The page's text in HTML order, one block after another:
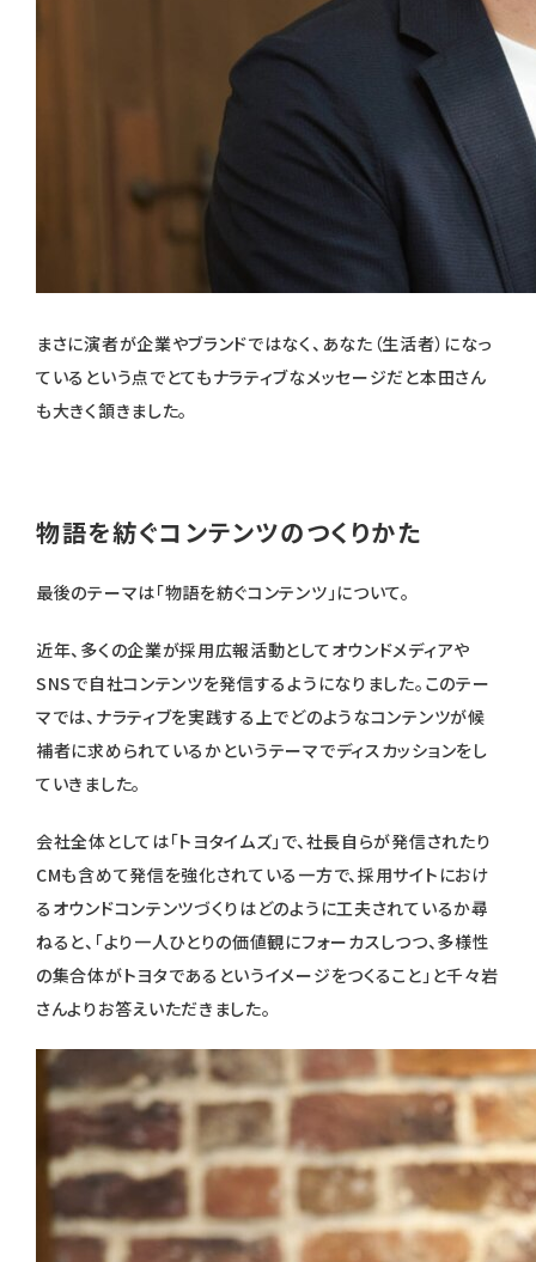
まさに演者が企業やブランドではなく、あなた（生活者）になっ
ているという点でとてもナラティブなメッセージだと本田さん
も大きく頷きました。
物語を紡ぐコンテンツのつくりかた
最後のテーマは「物語を紡ぐコンテンツ」について。
近年、多くの企業が採用広報活動としてオウンドメディアや
SNSで自社コンテンツを発信するようになりました。このテー
マでは、ナラティブを実践する上でどのようなコンテンツが候
補者に求められているかというテーマでディスカッションをし
ていきました。
会社全体としては「トヨタイムズ」で、社長自らが発信されたり
CMも含めて発信を強化されている一方で、採用サイトにおけ
るオウンドコンテンツづくりはどのように工夫されているか尋
ねると、「より一人ひとりの価値観にフォーカスしつつ、多様性
の集合体がトヨタであるというイメージをつくること」と千々岩
さんよりお答えいただきました。